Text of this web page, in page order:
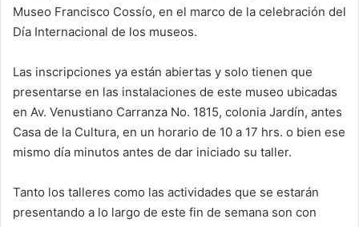
Museo Francisco Cossío, en el marco de la celebración del
Día Internacional de los museos.
Las inscripciones ya están abiertas y solo tienen que
presentarse en las instalaciones de este museo ubicadas
en Av. Venustiano Carranza No. 1815, colonia Jardín, antes
Casa de la Cultura, en un horario de 10 a 17 hrs. o bien ese
mismo día minutos antes de dar iniciado su taller.
Tanto los talleres como las actividades que se estarán
presentando a lo largo de este fin de semana son con